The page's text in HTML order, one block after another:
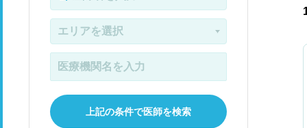
上記の条件で医師を検索